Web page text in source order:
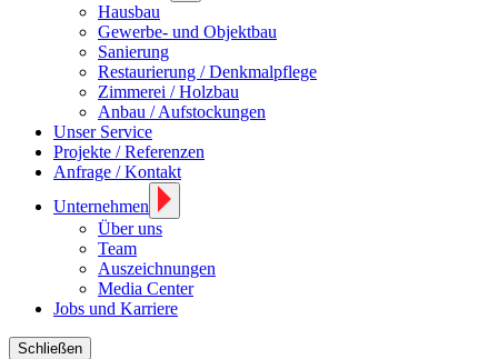
Hausbau
Gewerbe- und Objektbau
Sanierung
Restaurierung / Denkmalpflege
Zimmerei / Holzbau
Anbau / Aufstockungen
Unser Service
Projekte / Referenzen
Anfrage / Kontakt
Unternehmen
Über uns
Team
Auszeichnungen
Media Center
Jobs und Karriere
Schließen